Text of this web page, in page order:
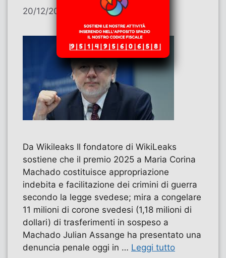
20/12/2025 Contributi
Da Wikileaks Il fondatore di WikiLeaks
sostiene che il premio 2025 a Maria Corina
Machado costituisce appropriazione
indebita e facilitazione dei crimini di guerra
secondo la legge svedese; mira a congelare
11 milioni di corone svedesi (1,18 milioni di
dollari) di trasferimenti in sospeso a
Machado Julian Assange ha presentato una
denuncia penale oggi in … Leggi tutto